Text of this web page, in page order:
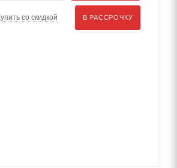
со скидкой В РАССРОЧКУ